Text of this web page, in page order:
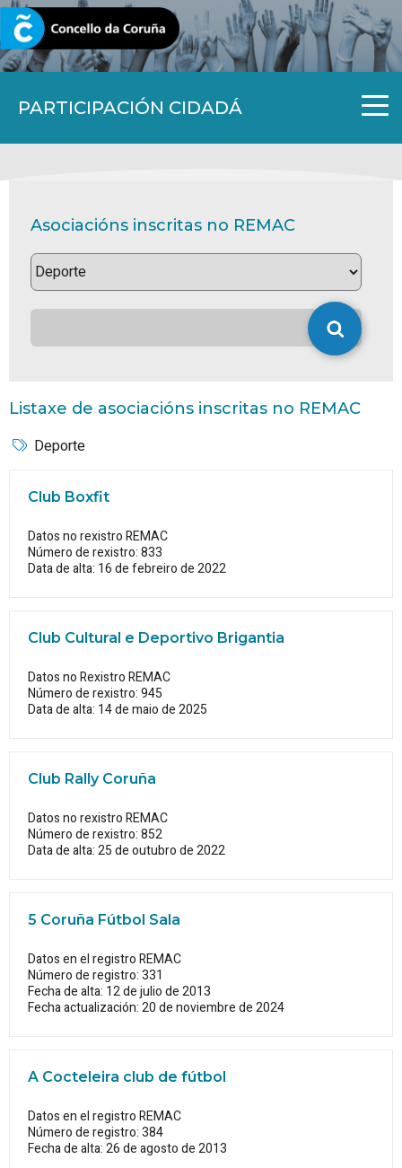
PARTICIPACIÓN CIDADÁ
CORUNA.GAL
Asociacións inscritas no REMAC
Listaxe de asociacións inscritas no REMAC
Deporte
Club Boxfit
Datos no rexistro REMAC
Número de rexistro: 833
Data de alta: 16 de febreiro de 2022
Club Cultural e Deportivo Brigantia
Datos no Rexistro REMAC
Número de rexistro: 945
Data de alta: 14 de maio de 2025
Club Rally Coruña
Datos no rexistro REMAC
Número de rexistro: 852
Data de alta: 25 de outubro de 2022
5 Coruña Fútbol Sala
Datos en el registro REMAC
Número de registro: 331
Fecha de alta: 12 de julio de 2013
Fecha actualización: 20 de noviembre de 2024
A Cocteleira club de fútbol
Datos en el registro REMAC
Número de registro: 384
Fecha de alta: 26 de agosto de 2013